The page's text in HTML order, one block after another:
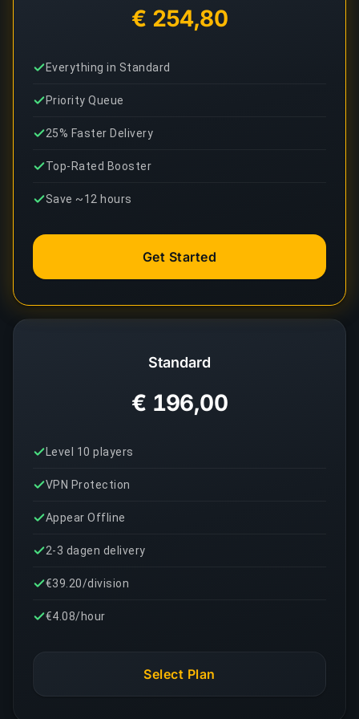
Standard
€ 196,00
Level 10 players
VPN Protection
Appear Offline
2-3 dagen delivery
€39.20/division
€4.08/hour
Select Plan
€ 254,80
Everything in Standard
Priority Queue
25% Faster Delivery
Top-Rated Booster
Save ~12 hours
Get Started